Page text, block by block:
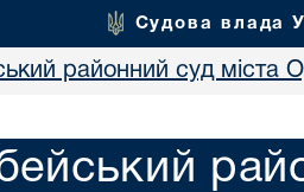
Судова влада
районний суд міста